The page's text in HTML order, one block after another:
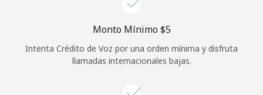
Monto Mínimo ⁦$5⁩
Intenta Crédito de Voz por una orden mínima y disfruta
llamadas internacionales bajas.